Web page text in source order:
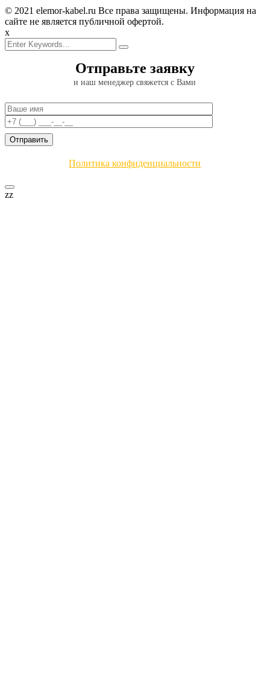
© 2021 elemor-kabel.ru Все права защищены. Информация на
сайте не является публичной офертой.
x
Отправьте заявку
и наш менеджер свяжется с Вами
Политика конфиденциальности
zz